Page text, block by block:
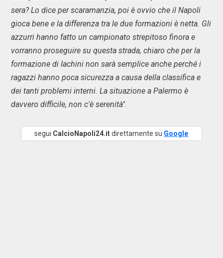
sera? Lo dice per scaramanzia, poi è ovvio che il Napoli
gioca bene e la differenza tra le due formazioni è netta. Gli
azzurri hanno fatto un campionato strepitoso finora e
vorranno proseguire su questa strada, chiaro che per la
formazione di Iachini non sarà semplice anche perché i
ragazzi hanno poca sicurezza a causa della classifica e
dei tanti problemi interni. La situazione a Palermo è
davvero difficile, non c'è serenità".
segui CalcioNapoli24.itdirettamente su Google